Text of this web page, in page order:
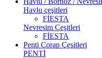
Havlu çeşitleri
FİESTA
Nevresim Çeşitleri
FİESTA
Penti Çorap Çeşitleri
PENTİ